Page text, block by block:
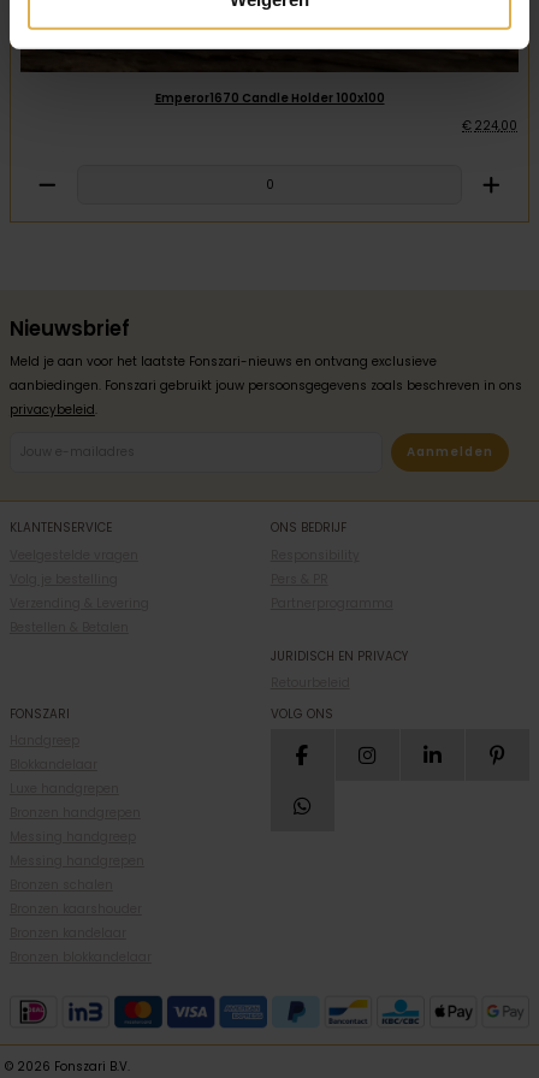
Emperor1670 Candle Holder 100x100
€ 224,00
Nieuwsbrief
Meld je aan voor het laatste Fonszari-nieuws en ontvang exclusieve
aanbiedingen. Fonszari gebruikt jouw persoonsgegevens zoals beschreven in ons
privacybeleid.
Aanmelden
KLANTENSERVICE
ONS BEDRIJF
JURIDISCH EN PRIVACY
FONSZARI
VOLG ONS
© 2026 Fonszari B.V.